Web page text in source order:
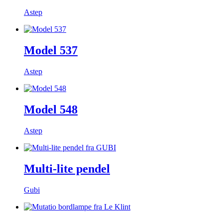
Astep
Model 537
Astep
Model 548
Astep
Multi-lite pendel
Gubi